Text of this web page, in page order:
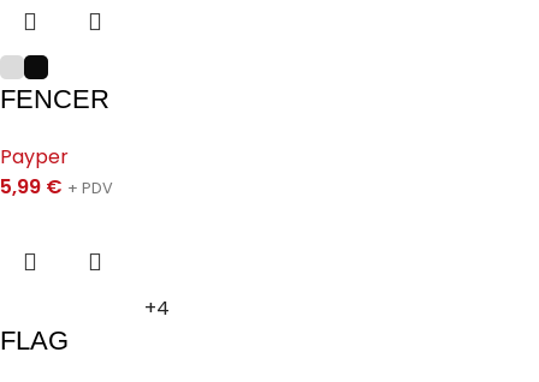
FENCER
Payper
5,99 € + PDV
+4
FLAG